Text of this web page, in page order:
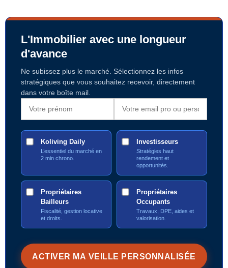
L'Immobilier avec une longueur
d'avance
Ne subissez plus le marché. Sélectionnez les infos
stratégiques que vous souhaitez recevoir, directement
dans votre boîte mail.
Koliving Daily
L’essentiel du marché en
2 min chrono.
Investisseurs
Stratégies haut
rendement et
opportunités.
Propriétaires
Bailleurs
Fiscalité, gestion locative
et droits.
Propriétaires
Occupants
Travaux, DPE, aides et
valorisation.